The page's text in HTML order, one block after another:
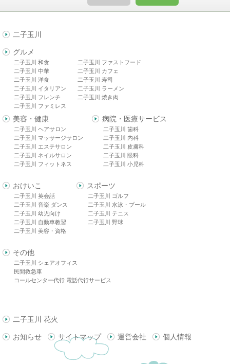
二子玉川
グルメ
二子玉川 和食
二子玉川 中華
二子玉川 洋食
二子玉川 イタリアン
二子玉川 フレンチ
二子玉川 ファミレス
二子玉川 ファストフード
二子玉川 カフェ
二子玉川 寿司
二子玉川 ラーメン
二子玉川 焼き肉
美容・健康
二子玉川 ヘアサロン
二子玉川 マッサージサロン
二子玉川 エステサロン
二子玉川 ネイルサロン
二子玉川 フィットネス
病院・医療サービス
二子玉川 歯科
二子玉川 内科
二子玉川 皮膚科
二子玉川 眼科
二子玉川 小児科
おけいこ
二子玉川 英会話
二子玉川 音楽 ダンス
二子玉川 幼児向け
二子玉川 自動車教習
二子玉川 美容・資格
スポーツ
二子玉川 ゴルフ
二子玉川 水泳・プール
二子玉川 テニス
二子玉川 野球
その他
二子玉川 シェアオフィス
民間救急車
コールセンター代行 電話代行サービス
二子玉川 花火
お知らせ サイトマップ 運営会社 個人情報